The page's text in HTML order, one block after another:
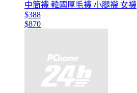
中筒襪 韓國厚毛襪 小腿襪 女襪
$388
$870